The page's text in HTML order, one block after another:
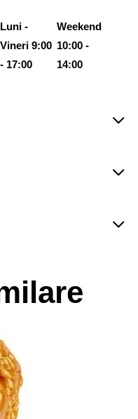
Luni -
Vineri 9:00
- 17:00
Weekend
10:00 -
14:00